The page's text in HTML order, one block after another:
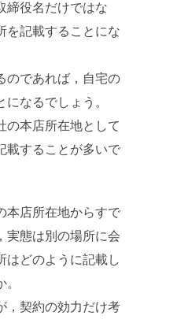
締役名だけではな
を記載することにな
のであれば，自宅の
なるでしょう。
の本店所在地として
載することが多いで
本店所在地からすで
実態は別の場所に会
はどのように記載し
，契約の効力だけ考